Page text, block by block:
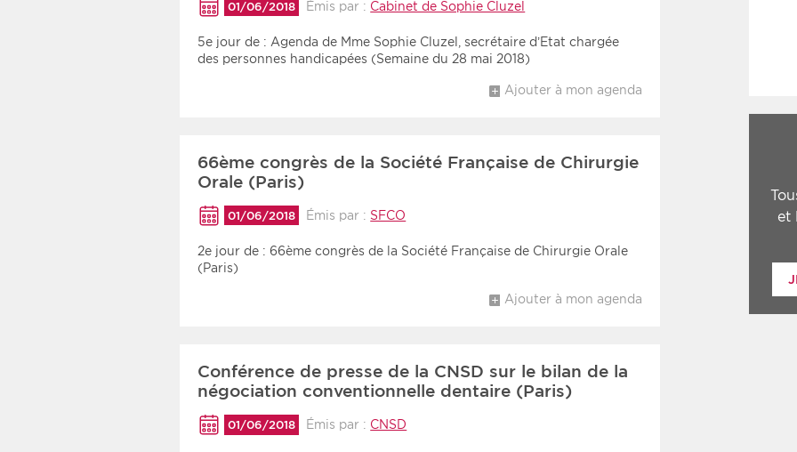
01/06/2018 Émis par : Cabinet de Sophie Cluzel
5e jour de : Agenda de Mme Sophie Cluzel, secrétaire d’Etat chargée
des personnes handicapées (Semaine du 28 mai 2018)
Ajouter à mon agenda
66ème congrès de la Société Française de Chirurgie
Orale (Paris)
01/06/2018 Émis par : SFCO
2e jour de : 66ème congrès de la Société Française de Chirurgie Orale
(Paris)
Ajouter à mon agenda
Conférence de presse de la CNSD sur le bilan de la
négociation conventionnelle dentaire (Paris)
01/06/2018 Émis par : CNSD
et